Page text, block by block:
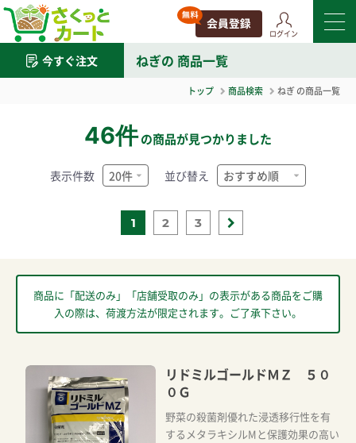
ログイン
今すぐ注文 ねぎの 商品一覧
トップ 商品検索 ねぎの商品一覧
46件の商品が見つかりました
1 2 3
表示件数 並び替え
商品に「配送のみ」「店舗受取のみ」の表示がある商品をご購
入の際は、荷渡方法が限定されます。ご了承下さい。
リドミルゴールドＭＺ ５０
０Ｇ
野菜の殺菌剤優れた浸透移行性を有
するメタラキシルMと保護効果の高い